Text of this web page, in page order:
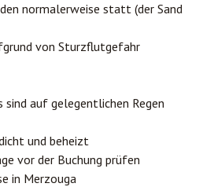
normalerweise statt (der Sand
von Sturzflutgefahr
sind auf gelegentlichen Regen
und beheizt
vor der Buchung prüfen
in Merzouga